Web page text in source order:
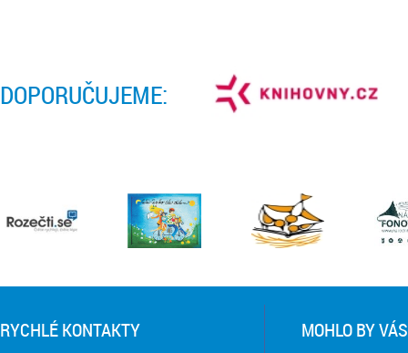
DOPORUČUJEME:
RYCHLÉ KONTAKTY MOHLO BY